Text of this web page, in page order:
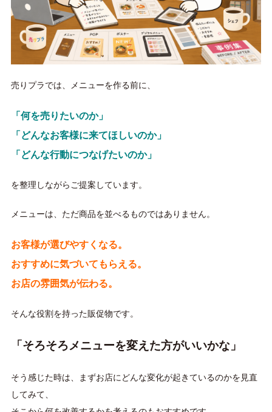
売りプラでは、メニューを作る前に、
「何を売りたいのか」
「どんなお客様に来てほしいのか」
「どんな行動につなげたいのか」
を整理しながらご提案しています。
メニューは、ただ商品を並べるものではありません。
お客様が選びやすくなる。
おすすめに気づいてもらえる。
お店の雰囲気が伝わる。
そんな役割を持った販促物です。
「そろそろメニューを変えた方がいいかな」
そう感じた時は、まずお店にどんな変化が起きているのかを見直
してみて、